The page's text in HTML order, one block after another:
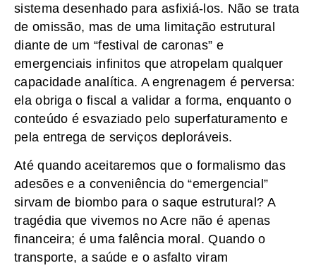
sistema desenhado para asfixiá-los. Não se trata
de omissão, mas de uma limitação estrutural
diante de um “festival de caronas” e
emergenciais infinitos que atropelam qualquer
capacidade analítica. A engrenagem é perversa:
ela obriga o fiscal a validar a forma, enquanto o
conteúdo é esvaziado pelo superfaturamento e
pela entrega de serviços deploráveis.
Até quando aceitaremos que o formalismo das
adesões e a conveniência do “emergencial”
sirvam de biombo para o saque estrutural? A
tragédia que vivemos no Acre não é apenas
financeira; é uma falência moral. Quando o
transporte, a saúde e o asfalto viram